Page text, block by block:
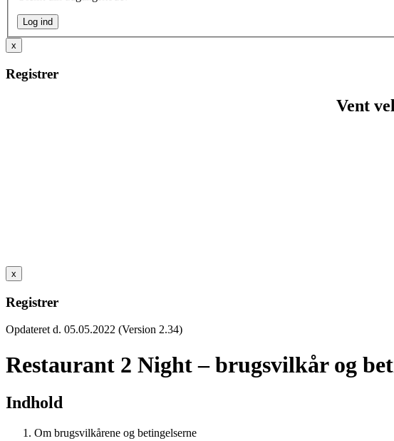
x
Registrer
Vent
x
Registrer
Opdateret d. 05.05.2022 (Version 2.34)
Restaurant 2 Night – brugsvilkår og
Indhold
Om brugsvilkårene og betingelserne